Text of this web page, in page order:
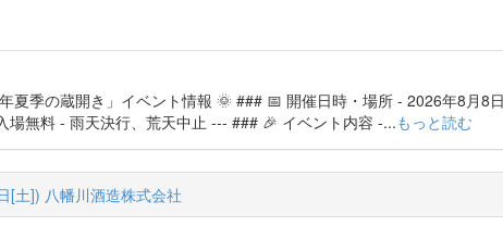
夏季の蔵開き」イベント情報 🌞 ### 📅 開催日時・場所 - 2026年8月8
場無料 - 雨天決行、荒天中止 --- ### 🎉 イベント内容 -...もっと読む
[土]) 八幡川酒造株式会社